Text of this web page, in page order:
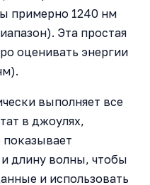
примерно 1240 нм
Эта простая
оценивать энергии
выполняет все
в джоулях,
показывает
длину волны, чтобы
и использовать